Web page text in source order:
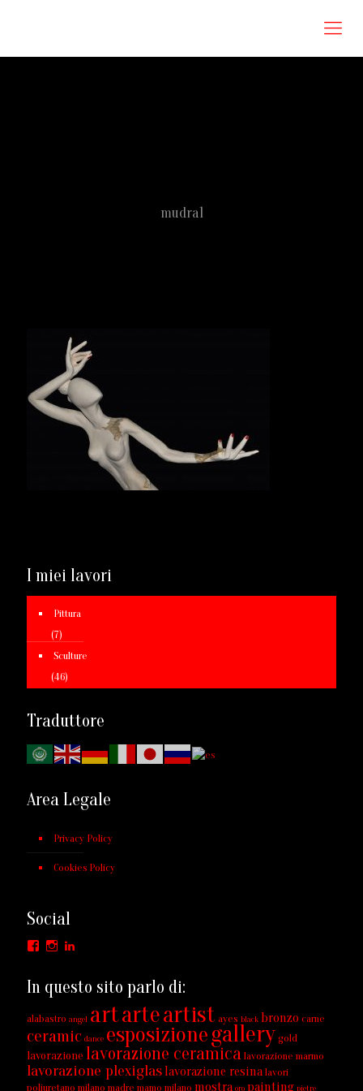
mudra1
I miei lavori
Pittura
(7)
Sculture
(46)
Traduttore
Area Legale
Privacy Policy
Cookies Policy
Social
Facebook
Instagram
In questo sito parlo di:
alabastro angel artarteartist ayes black bronzo carne
ceramic dance esposizionegallery gold
lavorazione lavorazione ceramica lavorazione marmo
lavorazione plexiglas lavorazione resina lavori
poliuretano milano madre mamo milano mostra oro painting pietre